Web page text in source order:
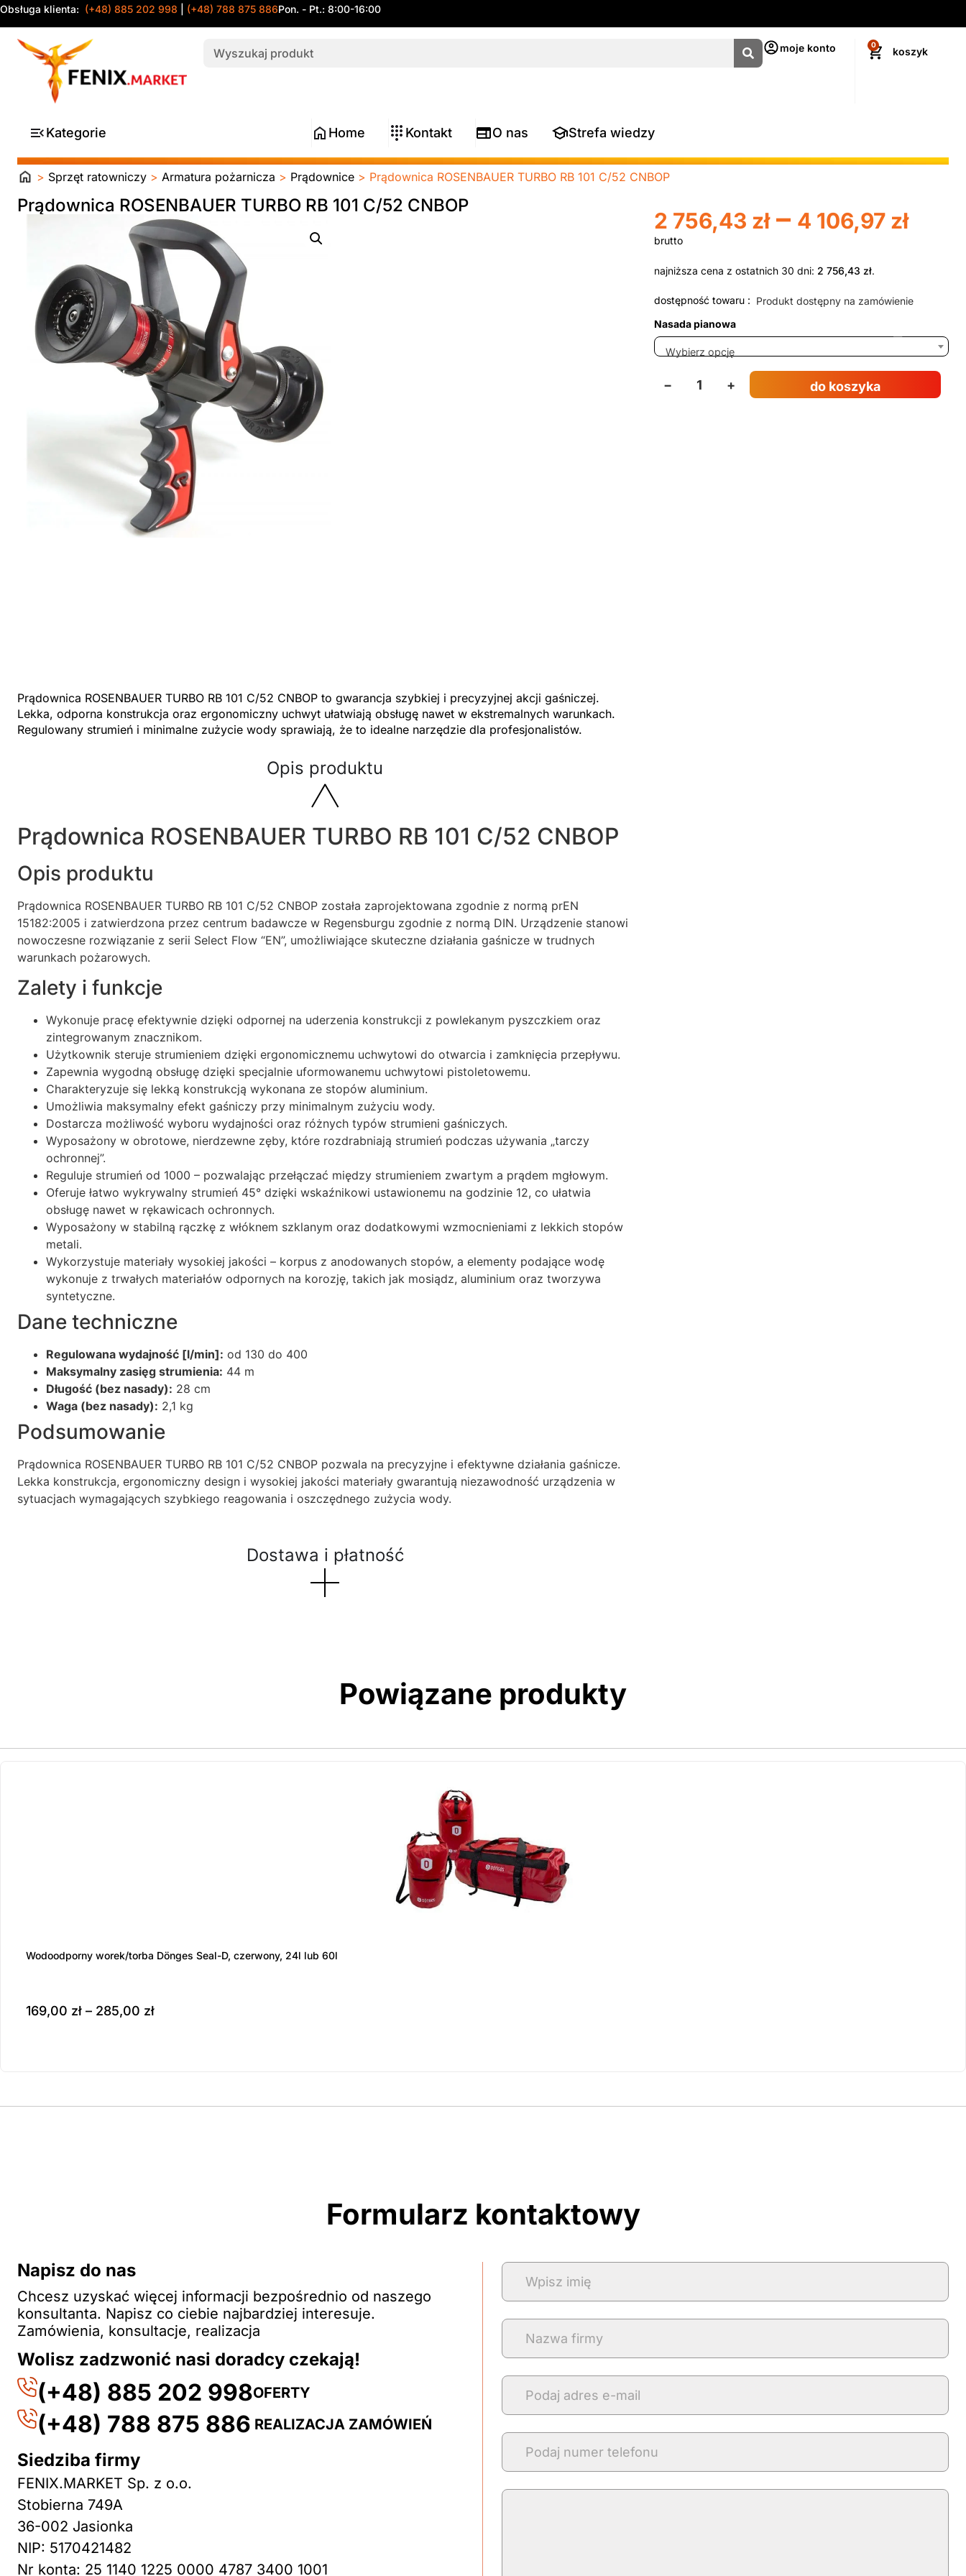
Obsługa klienta: (+48) 885 202 998 (+48) 788 875 886Pon. - Pt.: 8:00-16:00
moje konto 0
Kategorie Home Kontakt O nas Strefa wiedzy
Strona
> Sprzęt ratowniczy > Armatura pożarnicza > Prądownice > Prądownica ROSENBAUER TURBO RB 101 C/52 CNBOP
Prądownica ROSENBAUER TURBO RB 101 C/52 CNBOP
Prądownica ROSENBAUER TURBO RB 101 C/52 CNBOP to gwarancja szybkiej i precyzyjnej akcji gaśniczej.
Lekka, odporna konstrukcja oraz ergonomiczny uchwyt ułatwiają obsługę nawet w ekstremalnych warunkach.
Regulowany strumień i minimalne zużycie wody sprawiają, że to idealne narzędzie dla profesjonalistów.
Opis produktu
Prądownica ROSENBAUER TURBO RB 101 C/52 CNBOP
Opis produktu
Prądownica ROSENBAUER TURBO RB 101 C/52 CNBOP została zaprojektowana zgodnie z normą prEN
15182:2005 i zatwierdzona przez centrum badawcze w Regensburgu zgodnie z normą DIN. Urządzenie stanowi
nowoczesne rozwiązanie z serii Select Flow “EN”, umożliwiające skuteczne działania gaśnicze w trudnych
warunkach pożarowych.
Zalety i funkcje
Wykonuje pracę efektywnie dzięki odpornej na uderzenia konstrukcji z powlekanym pyszczkiem oraz
zintegrowanym znacznikom.
Użytkownik steruje strumieniem dzięki ergonomicznemu uchwytowi do otwarcia i zamknięcia przepływu.
Zapewnia wygodną obsługę dzięki specjalnie uformowanemu uchwytowi pistoletowemu.
Charakteryzuje się lekką konstrukcją wykonana ze stopów aluminium.
Umożliwia maksymalny efekt gaśniczy przy minimalnym zużyciu wody.
Dostarcza możliwość wyboru wydajności oraz różnych typów strumieni gaśniczych.
Wyposażony w obrotowe, nierdzewne zęby, które rozdrabniają strumień podczas używania „tarczy
ochronnej”.
Reguluje strumień od 1000 – pozwalając przełączać między strumieniem zwartym a prądem mgłowym.
Oferuje łatwo wykrywalny strumień 45° dzięki wskaźnikowi ustawionemu na godzinie 12, co ułatwia
obsługę nawet w rękawicach ochronnych.
Wyposażony w stabilną rączkę z włóknem szklanym oraz dodatkowymi wzmocnieniami z lekkich stopów
metali.
Wykorzystuje materiały wysokiej jakości – korpus z anodowanych stopów, a elementy podające wodę
wykonuje z trwałych materiałów odpornych na korozję, takich jak mosiądz, aluminium oraz tworzywa
syntetyczne.
Dane techniczne
Regulowana wydajność [l/min]: od 130 do 400
Maksymalny zasięg strumienia: 44 m
Długość (bez nasady): 28 cm
Waga (bez nasady): 2,1 kg
Podsumowanie
Prądownica ROSENBAUER TURBO RB 101 C/52 CNBOP pozwala na precyzyjne i efektywne działania gaśnicze.
Lekka konstrukcja, ergonomiczny design i wysokiej jakości materiały gwarantują niezawodność urządzenia w
sytuacjach wymagających szybkiego reagowania i oszczędnego zużycia wody.
Dostawa i płatność
2 756,43 zł – 4 106,97 zł
najniższa cena z ostatnich 30 dni: 2 756,43 zł.
dostępność towaru : Produkt dostępny na zamówienie
Nasada pianowa
Wybierz opcję
− + do koszyka
Powiązane produkty
Wodoodporny worek/torba Dönges Seal-D, czerwony, 24l lub 60l
169,00 zł – 285,00 zł
Formularz kontaktowy
Napisz do nas
Chcesz uzyskać więcej informacji bezpośrednio od naszego
konsultanta. Napisz co ciebie najbardziej interesuje.
Zamówienia, konsultacje, realizacja
Wolisz zadzwonić nasi doradcy czekają!
(+48) 885 202 998OFERTY
(+48) 788 875 886 REALIZACJA ZAMÓWIEŃ
Siedziba firmy
FENIX.MARKET Sp. z o.o.
Stobierna 749A
36-002 Jasionka
NIP: 5170421482
Nr konta: 25 1140 1225 0000 4787 3400 1001